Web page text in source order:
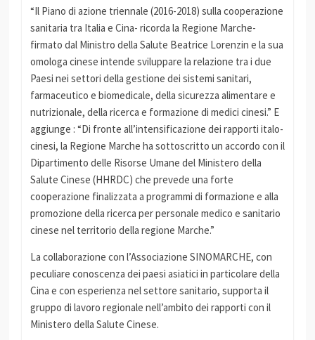
“Il Piano di azione triennale (2016-2018) sulla cooperazione
sanitaria tra Italia e Cina- ricorda la Regione Marche-
firmato dal Ministro della Salute Beatrice Lorenzin e la sua
omologa cinese intende sviluppare la relazione tra i due
Paesi nei settori della gestione dei sistemi sanitari,
farmaceutico e biomedicale, della sicurezza alimentare e
nutrizionale, della ricerca e formazione di medici cinesi.” E
aggiunge : “Di fronte all’intensificazione dei rapporti italo-
cinesi, la Regione Marche ha sottoscritto un accordo con il
Dipartimento delle Risorse Umane del Ministero della
Salute Cinese (HHRDC) che prevede una forte
cooperazione finalizzata a programmi di formazione e alla
promozione della ricerca per personale medico e sanitario
cinese nel territorio della regione Marche.”
La collaborazione con l’Associazione SINOMARCHE, con
peculiare conoscenza dei paesi asiatici in particolare della
Cina e con esperienza nel settore sanitario, supporta il
gruppo di lavoro regionale nell’ambito dei rapporti con il
Ministero della Salute Cinese.